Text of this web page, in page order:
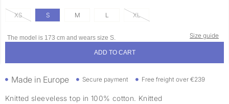
XS S M L XL
Size guide
The model is 173 cm and wears size S.
ADD TO CART
Made in Europe Secure payment Free freight over €239
Knitted sleeveless top in 100% cotton. Knitted